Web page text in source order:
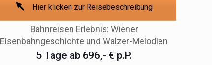
Hier klicken zur Reisebeschreibung
Bahnreisen Erlebnis: Wiener
Eisenbahngeschichte und Walzer-Melodien
5 Tage ab 696,- € p.P.